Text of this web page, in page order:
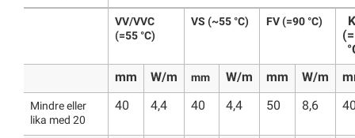
VV/VVC
(=55 °C)
VS (~55 °C) FV (=90 °C)
mm W/m mm W/m mm W/m
Mindre eller
lika med 20
40 4,4 40 4,4 50 8,6